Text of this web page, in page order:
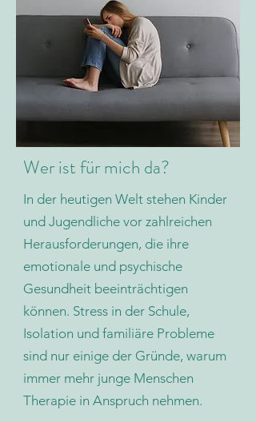
Wer ist für mich da?
In der heutigen Welt stehen Kinder
und Jugendliche vor zahlreichen
Herausforderungen, die ihre
emotionale und psychische
Gesundheit beeinträchtigen
können. Stress in der Schule,
Isolation und familiäre Probleme
sind nur einige der Gründe, warum
immer mehr junge Menschen
Therapie in Anspruch nehmen.